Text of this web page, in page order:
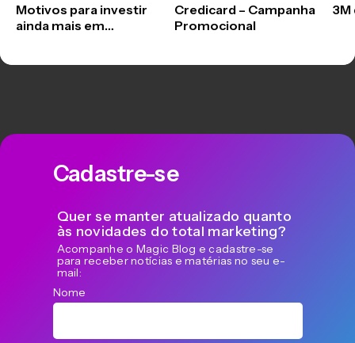
Motivos para investir
ainda mais em
Credicard – Campanha
Promocional
3M
Cadastre-se
Quer se manter atualizado quanto
às novidades do total marketing?
Acompanhe o Magic Blog e cadastre-se
para receber notícias e matérias no seu e-
mail:
Nome